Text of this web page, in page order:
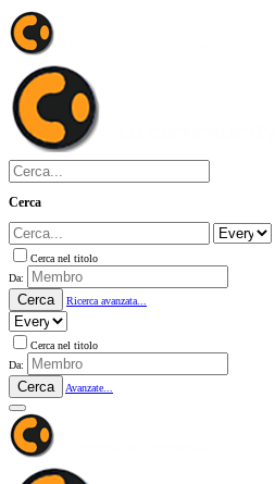
Cerca
Cerca nel titolo
Da:
Cerca Ricerca avanzata...
Cerca nel titolo
Da:
Cerca Avanzate...